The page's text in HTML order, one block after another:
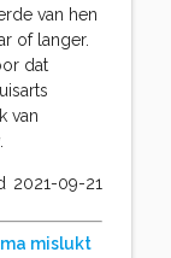
van hen
of langer.
dat
van
2021-09-21
mislukt